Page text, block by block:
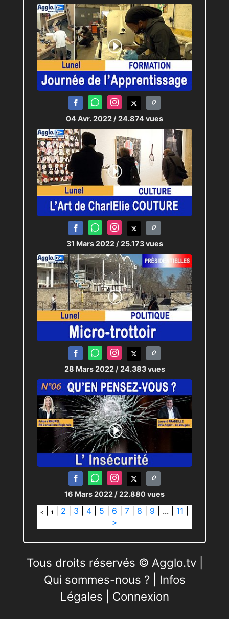
04 Avr. 2022 / 24.874 vues
31 Mars 2022 / 25.173 vues
28 Mars 2022 / 24.383 vues
16 Mars 2022 / 22.880 vues
< 1 2 3 4 5 6 7 8 9 ... 11
>
Tous droits réservés © Agglo.tv |
Qui sommes-nous ?| Infos
Légales
Connexion